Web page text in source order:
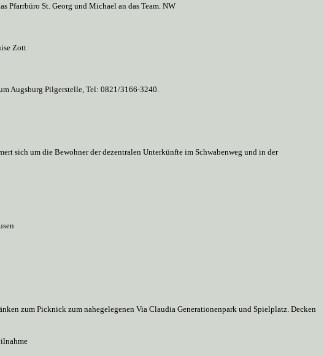
Pfarrbüro St. Georg und Michael an das Team. NW
Zott
Augsburg Pilgerstelle, Tel: 0821/3166-3240.
sich um die Bewohner der dezentralen Unterkünfte im Schwabenweg und in der
zum Picknick zum nahegelegenen Via Claudia Generationenpark und Spielplatz. Decken